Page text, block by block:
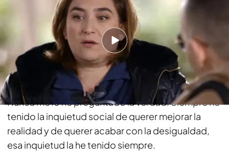
06 ABR 2014 - 22:30h.
¿Tú de mayor querías ser tú?
Nunca me lo he preguntado la verdad. Siempre he
tenido la inquietud social de querer mejorar la
realidad y de querer acabar con la desigualdad,
esa inquietud la he tenido siempre.